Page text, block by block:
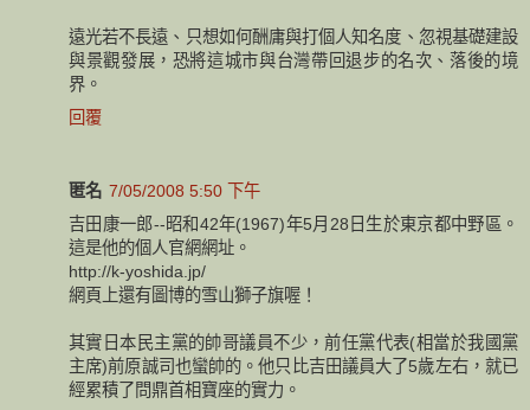
遠光若不長遠、只想如何酬庸與打個人知名度、忽視基礎建設
與景觀發展，恐將這城市與台灣帶回退步的名次、落後的境
界。
回覆
匿名 7/05/2008 5:50 下午
吉田康一郎--昭和42年(1967)年5月28日生於東京都中野區。
這是他的個人官網網址。
http://k-yoshida.jp/
網頁上還有圖博的雪山獅子旗喔！
其實日本民主黨的帥哥議員不少，前任黨代表(相當於我國黨
主席)前原誠司也蠻帥的。他只比吉田議員大了5歲左右，就已
經累積了問鼎首相寶座的實力。